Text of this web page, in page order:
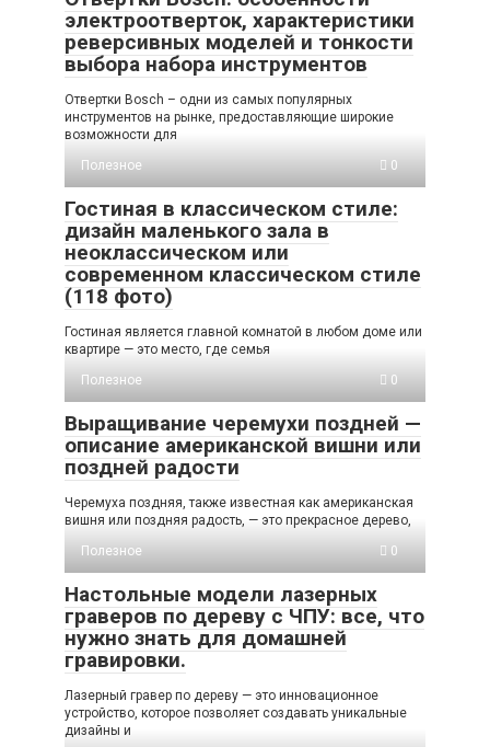
электроотверток, характеристики
реверсивных моделей и тонкости
выбора набора инструментов
Отвертки Bosch – одни из самых популярных
инструментов на рынке, предоставляющие широкие
возможности для
Полезное
0
Гостиная в классическом стиле:
дизайн маленького зала в
неоклассическом или
современном классическом стиле
(118 фото)
Гостиная является главной комнатой в любом доме или
квартире — это место, где семья
Полезное
0
Выращивание черемухи поздней —
описание американской вишни или
поздней радости
Черемуха поздняя, также известная как американская
вишня или поздняя радость, — это прекрасное дерево,
Полезное
0
Настольные модели лазерных
граверов по дереву с ЧПУ: все, что
нужно знать для домашней
гравировки.
Лазерный гравер по дереву — это инновационное
устройство, которое позволяет создавать уникальные
дизайны и